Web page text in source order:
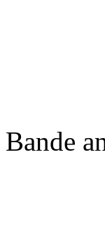
Bande